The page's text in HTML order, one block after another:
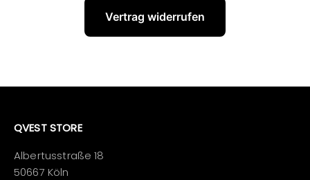
Vertrag widerrufen
QVEST STORE
Albertusstraße 18
50667 Köln